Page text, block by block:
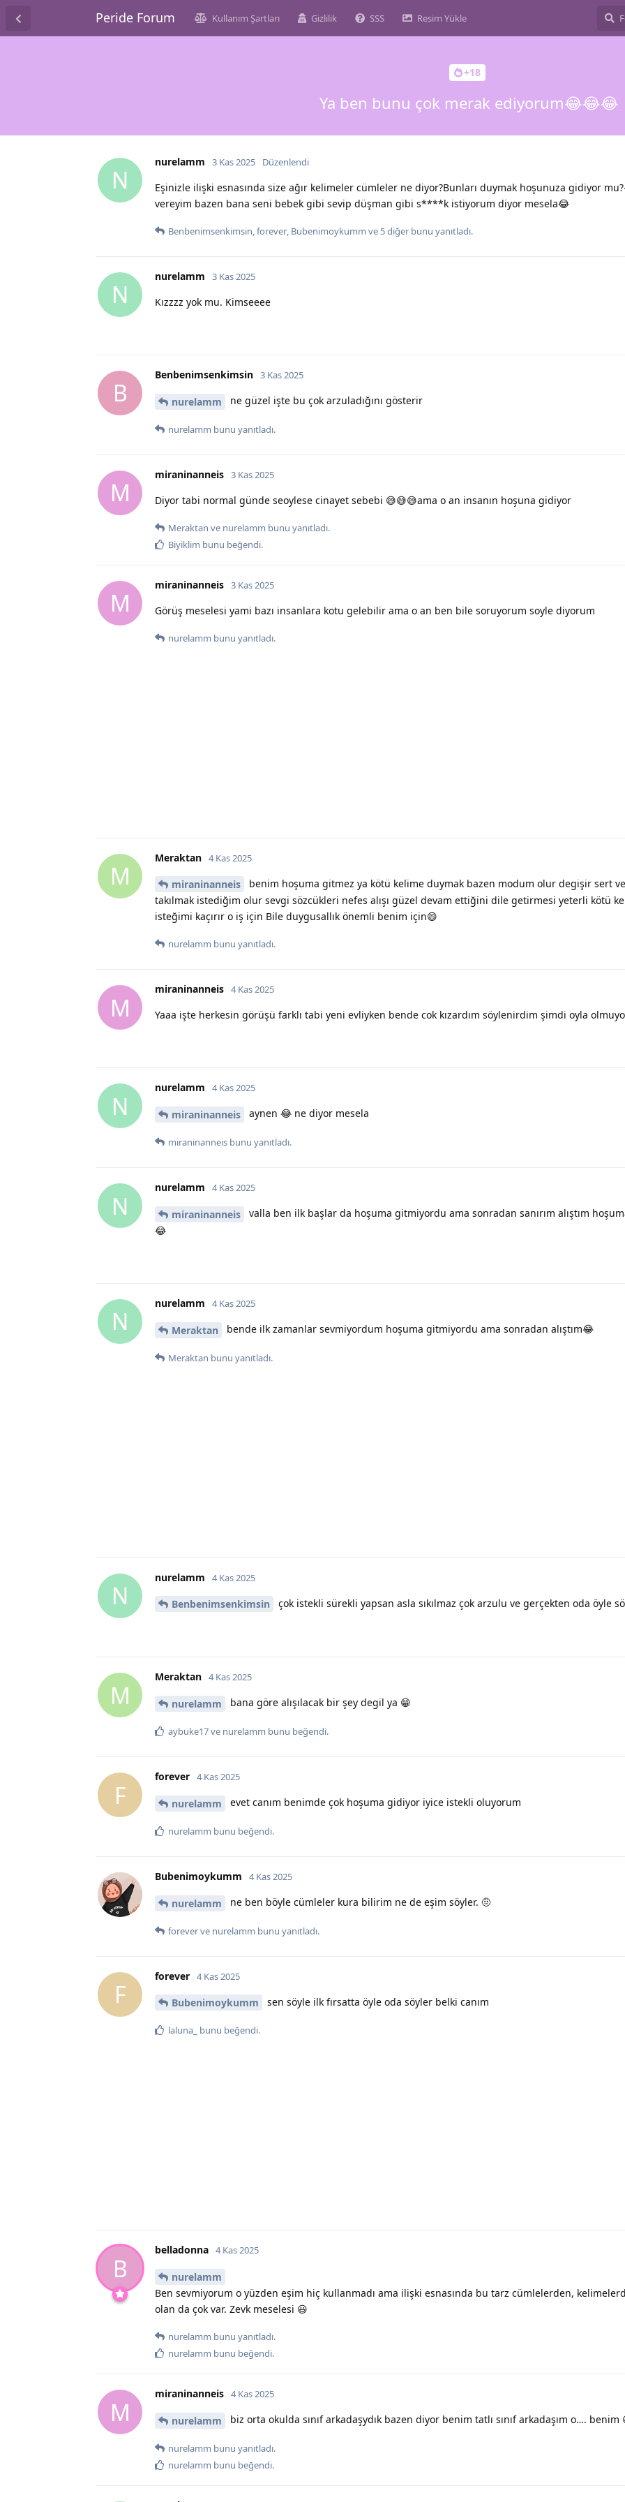
Peride Forum Kullanım Şartları Gizlilik SSS Resim Yükle
+18
Ya ben bunu çok merak ediyorum😂😂😂
N
nurelamm 3 Kas 2025 Düzenlendi
Eşinizle ilişki esnasında size ağır kelimeler cümleler ne diyor?Bunları duymak hoşunuza gidiyor
vereyim bazen bana seni bebek gibi sevip düşman gibi s****k istiyorum diyor mesela😂
Benbenimsenkimsin,forever, Bubenimoykumm ve 5diğer bunu yanıtladı.
N
nurelamm 3 Kas 2025
Kızzzz yok mu. Kimseeee
B
Benbenimsenkimsin 3 Kas 2025
nurelamm ne güzel işte bu çok arzuladığını gösterir
nurelamm bunu yanıtladı.
M
miraninanneis 3 Kas 2025
Diyor tabi normal günde seoylese cinayet sebebi 😅😅😅ama o an insanın hoşuna gidiyor
Meraktan ve nurelamm bunu yanıtladı.
Biyiklim bunu beğendi.
M
miraninanneis 3 Kas 2025
Görüş meselesi yami bazı insanlara kotu gelebilir ama o an ben bile soruyorum soyle diyorum
nurelamm bunu yanıtladı.
M
Meraktan 4 Kas 2025
miraninanneis
benim hoşuma gitmez ya kötü kelime duymak bazen modum olur degişir sert
takılmak istediğim olur sevgi sözcükleri nefes alışı güzel devam ettiğini dile getirmesi yeterli kötü
isteğimi kaçırır o iş için Bile duygusallık önemli benim için😄
nurelamm bunu yanıtladı.
M
miraninanneis 4 Kas 2025
Yaaa işte herkesin görüşü farklı tabi yeni evliyken bende cok kızardım söylenirdim şimdi oyla
N
nurelamm 4 Kas 2025
miraninanneis aynen 😂 ne diyor mesela
miraninanneis bunu yanıtladı.
N
nurelamm 4 Kas 2025
miraninanneis
valla ben ilk başlar da hoşuma gitmiyordu ama sonradan sanırım alıştım
😂
N
nurelamm 4 Kas 2025
Meraktan bende ilk zamanlar sevmiyordum hoşuma gitmiyordu ama sonradan alıştım😂
Meraktan bunu yanıtladı.
N
nurelamm 4 Kas 2025
Benbenimsenkimsin çok istekli sürekli yapsan asla sıkılmaz çok arzulu ve gerçekten oda öyle
M
Meraktan 4 Kas 2025
nurelamm bana göre alışılacak bir şey degil ya 😁
aybuke17ve nurelamm bunu beğendi.
F
forever 4 Kas 2025
nurelamm evet canım benimde çok hoşuma gidiyor iyice istekli oluyorum
nurelamm bunu beğendi.
Bubenimoykumm 4 Kas 2025
nurelamm ne ben böyle cümleler kura bilirim ne de eşim söyler. 🤨
foreverve nurelamm bunu yanıtladı.
F
forever 4 Kas 2025
Bubenimoykumm sen söyle ilk fırsatta öyle oda söyler belki canım
laluna_ bunu beğendi.
B
belladonna 4 Kas 2025
nurelamm
Ben sevmiyorum o yüzden eşim hiç kullanmadı ama ilişki esnasında bu tarz cümlelerden,
olan da çok var. Zevk meselesi 😃
nurelamm bunu yanıtladı.
nurelamm bunu beğendi.
M
miraninanneis 4 Kas 2025
nurelamm biz orta okulda sınıf arkadaşydık bazen diyor benim tatlı sınıf arkadaşım o…. benim
nurelamm bunu yanıtladı.
nurelamm bunu beğendi.